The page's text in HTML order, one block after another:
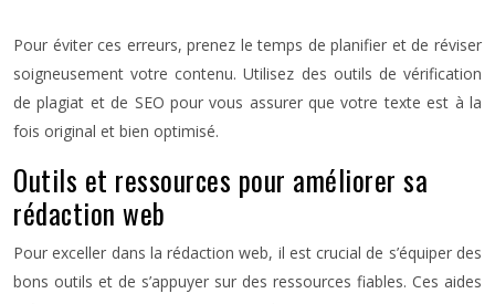
Pour éviter ces erreurs, prenez le temps de planifier et de réviser
soigneusement votre contenu. Utilisez des outils de vérification
de plagiat et de SEO pour vous assurer que votre texte est à la
fois original et bien optimisé.
Outils et ressources pour améliorer sa
rédaction web
Pour exceller dans la rédaction web, il est crucial de s’équiper des
bons outils et de s’appuyer sur des ressources fiables. Ces aides